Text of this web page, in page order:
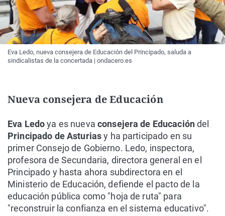
Eva Ledo, nueva consejera de Educación del Principado, saluda a
sindicalistas de la concertada | ondacero.es
Nueva consejera de Educación
Eva Ledoya es nueva consejera de Educacióndel
Principado de Asturiasy ha participado en su
primer Consejo de Gobierno. Ledo, inspectora,
profesora de Secundaria, directora general en el
Principado y hasta ahora subdirectora en el
Ministerio de Educación, defiende el pacto de la
educación pública como "hoja de ruta" para
"reconstruir la confianza en el sistema educativo".